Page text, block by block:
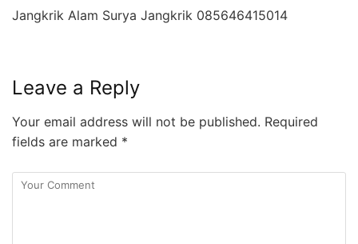
Jangkrik Alam Surya Jangkrik 085646415014
Leave a Reply
Your email address will not be published. Required
fields are marked *